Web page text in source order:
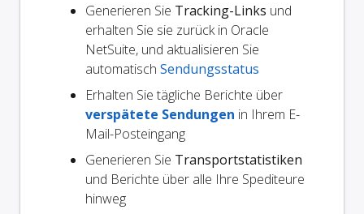
Generieren Sie Tracking-Links und
erhalten Sie sie zurück in Oracle
NetSuite, und aktualisieren Sie
automatisch Sendungsstatus
Erhalten Sie tägliche Berichte über
verspätete Sendungen in Ihrem E-
Mail-Posteingang
Generieren Sie Transportstatistiken
und Berichte über alle Ihre Spediteure
hinweg